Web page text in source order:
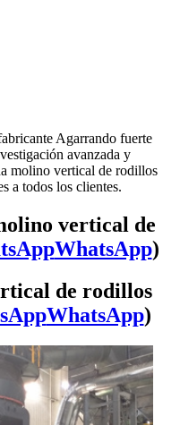
Agarrando fuerte
avanzada y
molino vertical de rodillos
a todos los clientes.
vertical de
WhatsApp)
de rodillos
WhatsApp)